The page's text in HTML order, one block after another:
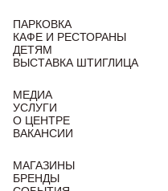
ПАРКОВКА
КАФЕ И РЕСТОРАНЫ
ДЕТЯМ
ВЫСТАВКА ШТИГЛИЦА
МЕДИА
УСЛУГИ
О ЦЕНТРЕ
ВАКАНСИИ
МАГАЗИНЫ
БРЕНДЫ